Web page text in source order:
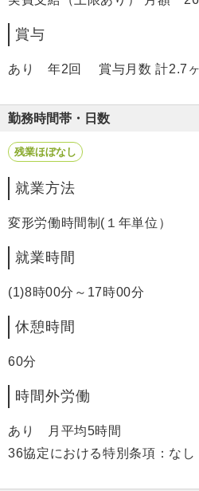
賞与
あり 年2回 賞与月数 計2.7ヶ
勤務時間帯・日数
残業ほぼなし
就業方法
変形労働時間制(１年単位）
就業時間
(1)8時00分～17時00分
休憩時間
60分
時間外労働
あり 月平均5時間
36協定における特別条項：なし